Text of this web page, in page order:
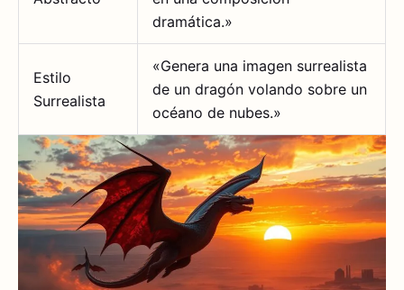
dramática.»
Estilo
Surrealista
«Genera una imagen surrealista
de un dragón volando sobre un
océano de nubes.»